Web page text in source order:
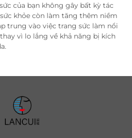
của bạn không gây bất kỳ tác
khỏe còn làm tăng thêm niềm
trung vào việc trang sức làm nổi
vì lo lắng về khả năng bị kích